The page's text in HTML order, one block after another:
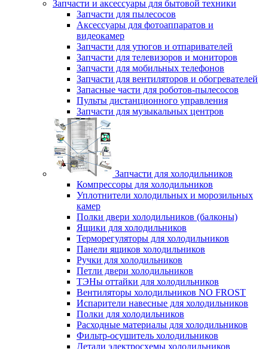
Запчасти и аксессуары для бытовой техники
Запчасти для пылесосов
Аксессуары для фотоаппаратов и
видеокамер
Запчасти для утюгов и отпаривателей
Запчасти для телевизоров и мониторов
Запчасти для мобильных телефонов
Запчасти для вентиляторов и обогревателей
Запасные части для роботов-пылесосов
Пульты дистанционного управления
Запчасти для музыкальных центров
Запчасти для холодильников
Компрессоры для холодильников
Уплотнители холодильных и морозильных
камер
Полки двери холодильников (балконы)
Ящики для холодильников
Терморегуляторы для холодильников
Панели ящиков холодильников
Ручки для холодильников
Петли двери холодильников
ТЭНы оттайки для холодильников
Вентиляторы холодильников NO FROST
Испарители навесные для холодильников
Полки для холодильников
Расходные материалы для холодильников
Фильтр-осушитель холодильников
Детали электросхемы холодильников